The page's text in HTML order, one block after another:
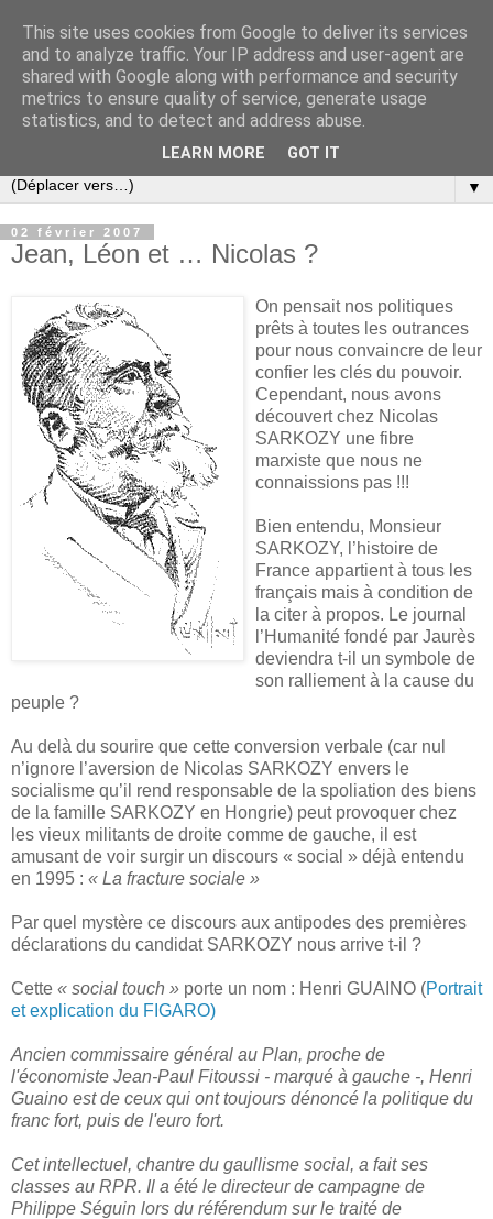
Slovar les Nouvelles
Blog citoyen d'informations, de décryptages et de
commentaires depuis 2005
▼
02 février 2007
Jean, Léon et … Nicolas ?
On pensait nos politiques
prêts à toutes les outrances
pour nous convaincre de leur
confier les clés du pouvoir.
Cependant, nous avons
découvert chez Nicolas
SARKOZY une fibre
marxiste que nous ne
connaissions pas !!!
Bien entendu, Monsieur
SARKOZY, l’histoire de
France appartient à tous les
français mais à condition de
la citer à propos. Le journal
l’Humanité fondé par Jaurès
deviendra t-il un symbole de
son ralliement à la cause du
peuple ?
Au delà du sourire que cette conversion verbale (car nul
n’ignore l’aversion de Nicolas SARKOZY envers le
socialisme qu’il rend responsable de la spoliation des biens
de la famille SARKOZY en Hongrie) peut provoquer chez
les vieux militants de droite comme de gauche, il est
amusant de voir surgir un discours « social » déjà entendu
en 1995 : « La fracture sociale »
Par quel mystère ce discours aux antipodes des premières
déclarations du candidat SARKOZY nous arrive t-il ?
Cette « social touch » porte un nom : Henri GUAINO (Portrait
et explication du FIGARO)
Ancien commissaire général au Plan, proche de
l'économiste Jean-Paul Fitoussi - marqué à gauche -, Henri
Guaino est de ceux qui ont toujours dénoncé la politique du
franc fort, puis de l'euro fort.
Cet intellectuel, chantre du gaullisme social, a fait ses
classes au RPR. Il a été le directeur de campagne de
Philippe Séguin lors du référendum sur le traité de
This site uses cookies from Google to deliver its services
and to analyze traffic. Your IP address and user-agent are
shared with Google along with performance and security
metrics to ensure quality of service, generate usage
statistics, and to detect and address abuse.
LEARN MORE GOT IT